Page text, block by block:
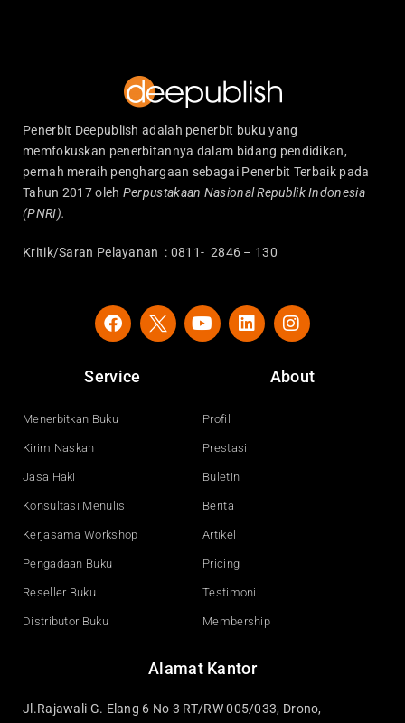
Penerbit Deepublish adalah penerbit buku yang
memfokuskan penerbitannya dalam bidang pendidikan,
pernah meraih penghargaan sebagai Penerbit Terbaik pada
Tahun 2017 oleh Perpustakaan Nasional Republik Indonesia
(PNRI).
Kritik/Saran Pelayanan : 0811- 2846 – 130
F
a
e
b
o
Y
o
e
L
i
n
I
n
t
a
Service
Menerbitkan Buku
Kirim Naskah
Jasa Haki
Konsultasi Menulis
Kerjasama Workshop
Pengadaan Buku
Reseller Buku
Distributor Buku
About
Profil
Prestasi
Buletin
Berita
Artikel
Pricing
Testimoni
Membership
Alamat Kantor
Jl.Rajawali G. Elang 6 No 3 RT/RW 005/033, Drono,